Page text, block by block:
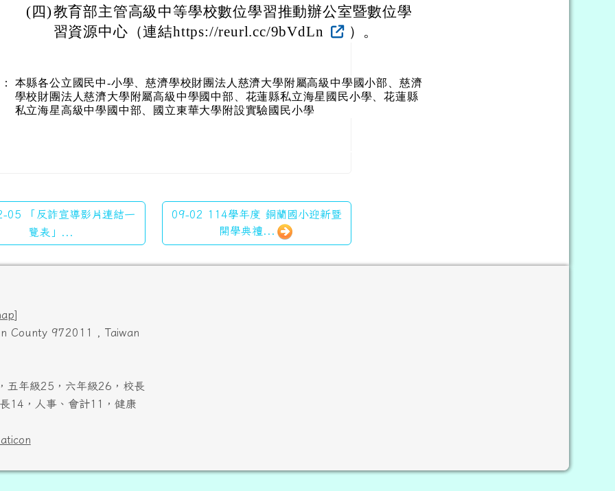
(四)教育部主管高級中等學校數位學習推動辦公室暨數位學
習資源中心（連結https://reurl.cc/9bVdLn
）。
本縣各公立國民中-小學、慈濟學校財團法人慈濟大學附屬高級中學國小部、慈濟
學校財團法人慈濟大學附屬高級中學國中部、花蓮縣私立海星國民小學、花蓮縣
私立海星高級中學國中部、國立東華大學附設實驗國民小學
05 「反詐宣導影片連結一
覽表」...
09-02 114學年度 銅蘭國小迎新暨
開學典禮...
]
County 972011 , Taiwan
五年級25，六年級26，校長
14，人事、會計11，健康